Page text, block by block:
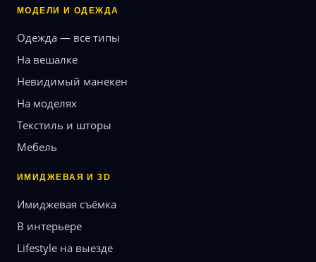
МОДЕЛИ И ОДЕЖДА
Одежда — все типы
На вешалке
Невидимый манекен
На моделях
Текстиль и шторы
Мебель
ИМИДЖЕВАЯ И 3D
Имиджевая съёмка
В интерьере
Lifestyle на выезде